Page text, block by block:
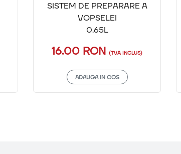
SISTEM DE PREPARARE A
VOPSELEI
0.65L
16.00 RON (TVA INCLUS)
ADAUGA IN COS